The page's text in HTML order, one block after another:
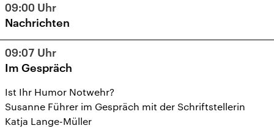
09:00 Uhr
Nachrichten
09:07 Uhr
Im Gespräch
Ist Ihr Humor Notwehr?
Susanne Führer im Gespräch mit der Schriftstellerin
Katja Lange-Müller